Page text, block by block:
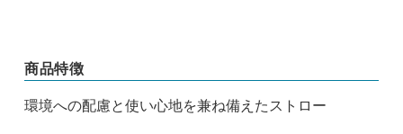
商品特徴
環境への配慮と使い心地を兼ね備えたストロー